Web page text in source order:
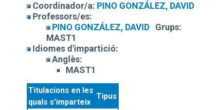
Coordinador/a: PINO GONZÁLEZ, DAVID
Professors/es:
PINO GONZÁLEZ, DAVID
Grups:
MAST1
Idiomes d'impartició:
Anglès:
MAST1
Titulacions en les
quals s'imparteix
Tipus